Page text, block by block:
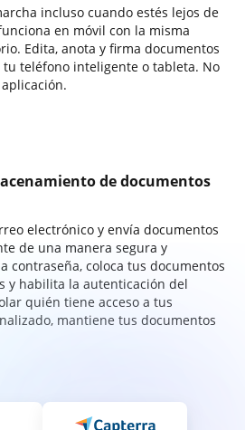
incluso cuando estés lejos de
en móvil con la misma
Edita, anota y firma documentos
teléfono inteligente o tableta. No
de documentos
electrónico y envía documentos
de una manera segura y
contraseña, coloca tus documentos
y habilita la autenticación del
quién tiene acceso a tus
mantiene tus documentos